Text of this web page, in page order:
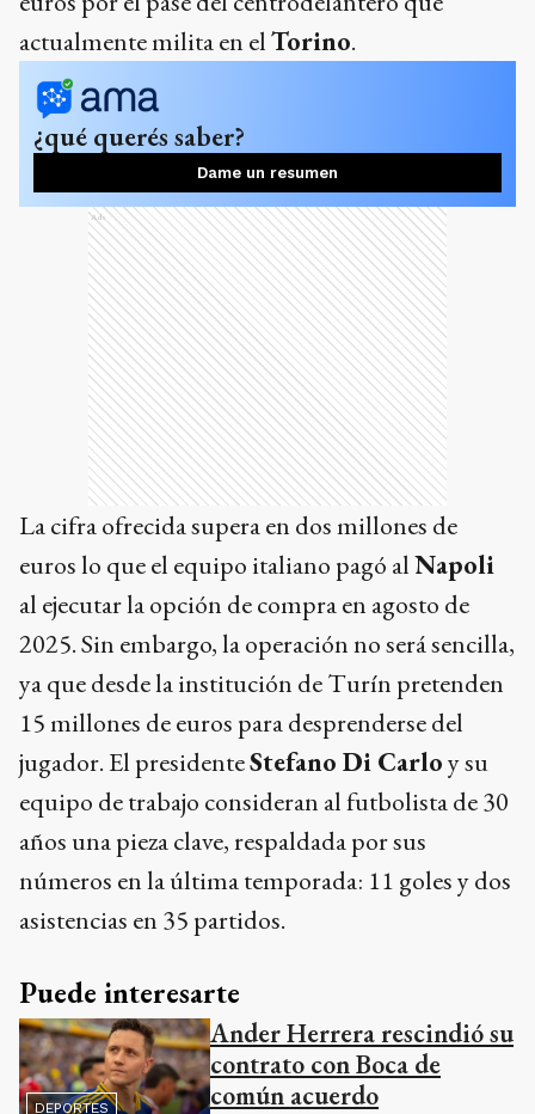
actualmente milita en elTorino.
¿qué querés saber?
Dame un resumen
Ads
La cifra ofrecida supera en dos millones de
euros lo que el equipo italiano pagó alNapoli
al ejecutar la opción de compra en agosto de
2025. Sin embargo, la operación no será sencilla,
ya que desde la institución de Turín pretenden
15 millones de euros para desprenderse del
jugador. El presidenteStefano Di Carloy su
equipo de trabajo consideran al futbolista de 30
años una pieza clave, respaldada por sus
números en la última temporada: 11 goles y dos
asistencias en 35 partidos.
Puede interesarte
DEPORTES
Ander Herrera rescindió su
contrato con Boca de
común acuerdo